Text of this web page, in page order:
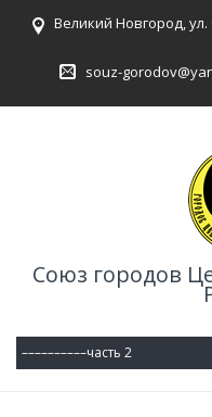
Великий Новгород,
souz-
Союз городов